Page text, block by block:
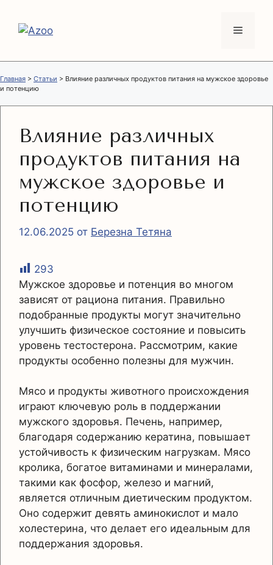
содержимому
Меню
Главная > Статьи > Влияние различных продуктов питания на мужское здоровье
и потенцию
Влияние различных
продуктов питания на
мужское здоровье и
потенцию
12.06.2025 от Березна Тетяна
293
Мужское здоровье и потенция во многом
зависят от рациона питания. Правильно
подобранные продукты могут значительно
улучшить физическое состояние и повысить
уровень тестостерона. Рассмотрим, какие
продукты особенно полезны для мужчин.
Мясо и продукты животного происхождения
играют ключевую роль в поддержании
мужского здоровья. Печень, например,
благодаря содержанию кератина, повышает
устойчивость к физическим нагрузкам. Мясо
кролика, богатое витаминами и минералами,
такими как фосфор, железо и магний,
является отличным диетическим продуктом.
Оно содержит девять аминокислот и мало
холестерина, что делает его идеальным для
поддержания здоровья.